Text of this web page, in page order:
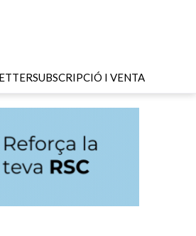
SUBSCRIPCIÓ I VENTA